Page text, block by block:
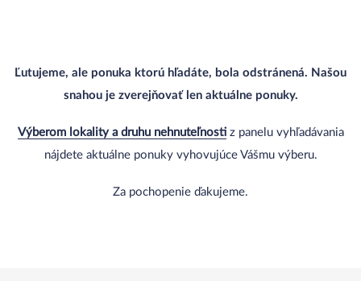
Ľutujeme, ale ponuka ktorú hľadáte, bola odstránená. Našou
snahou je zverejňovať len aktuálne ponuky.
Výberom lokality a druhu nehnuteľnostiz panelu vyhľadávania
nájdete aktuálne ponuky vyhovujúce Vášmu výberu.
Za pochopenie ďakujeme.